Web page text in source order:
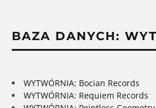
BAZA DANYCH:
WYTWÓRNIA: Bocian Records
WYTWÓRNIA: Requiem Records